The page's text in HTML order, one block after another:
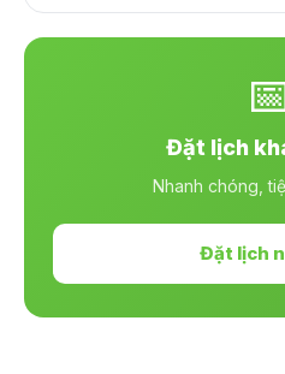
Đặt lịch
Nhanh chóng,
Đặt lịch